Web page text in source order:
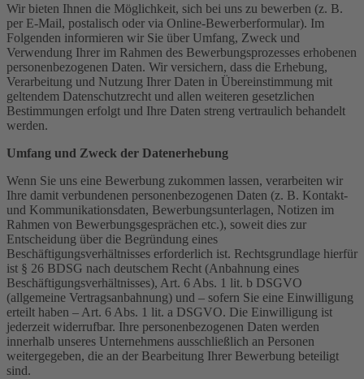
Wir bieten Ihnen die Möglichkeit, sich bei uns zu bewerben (z. B.
per E-Mail, postalisch oder via Online-Bewerberformular). Im
Folgenden informieren wir Sie über Umfang, Zweck und
Verwendung Ihrer im Rahmen des Bewerbungsprozesses erhobenen
personenbezogenen Daten. Wir versichern, dass die Erhebung,
Verarbeitung und Nutzung Ihrer Daten in Übereinstimmung mit
geltendem Datenschutzrecht und allen weiteren gesetzlichen
Bestimmungen erfolgt und Ihre Daten streng vertraulich behandelt
werden.
Umfang und Zweck der Datenerhebung
Wenn Sie uns eine Bewerbung zukommen lassen, verarbeiten wir
Ihre damit verbundenen personenbezogenen Daten (z. B. Kontakt-
und Kommunikationsdaten, Bewerbungsunterlagen, Notizen im
Rahmen von Bewerbungsgesprächen etc.), soweit dies zur
Entscheidung über die Begründung eines
Beschäftigungsverhältnisses erforderlich ist. Rechtsgrundlage hierfür
ist § 26 BDSG nach deutschem Recht (Anbahnung eines
Beschäftigungsverhältnisses), Art. 6 Abs. 1 lit. b DSGVO
(allgemeine Vertragsanbahnung) und – sofern Sie eine Einwilligung
erteilt haben – Art. 6 Abs. 1 lit. a DSGVO. Die Einwilligung ist
jederzeit widerrufbar. Ihre personenbezogenen Daten werden
innerhalb unseres Unternehmens ausschließlich an Personen
weitergegeben, die an der Bearbeitung Ihrer Bewerbung beteiligt
sind.